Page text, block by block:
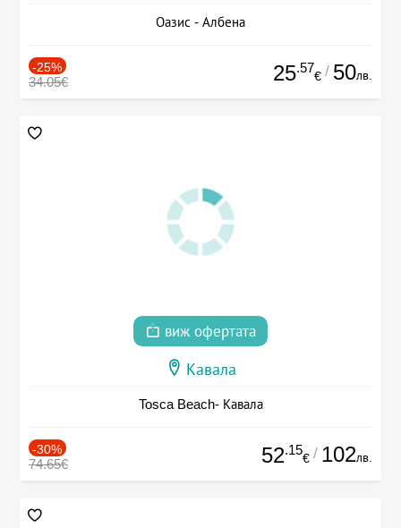
Оазис - Албена
-25%
34.05€ 25.57
€ / 50лв.
виж офертата
Кавала
Tosca Beach- Кавала
-30%
74.65€ 52.15
€ / 102лв.